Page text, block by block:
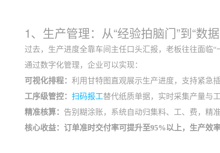
1、生产管理：从“经验拍脑门”到“数
过去，生产进度全靠车间主任口头汇报，老板往往面临
通过数字化管理，企业可以实现：
可视化排程： 利用甘特图直观展示生产进度，支持紧急
工序级管控： 扫码报工替代纸质单据，实时采集产量与
精准核算： 告别糊涂账，系统自动归集料、工、费，精
核心收益：订单准时交付率可提升至95%以上，生产效